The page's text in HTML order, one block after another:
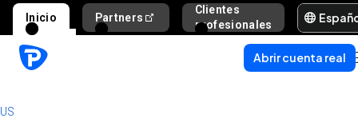
Inicio Partners
Clientes
profesionales
Ayuda y
Abrir cuenta real
US